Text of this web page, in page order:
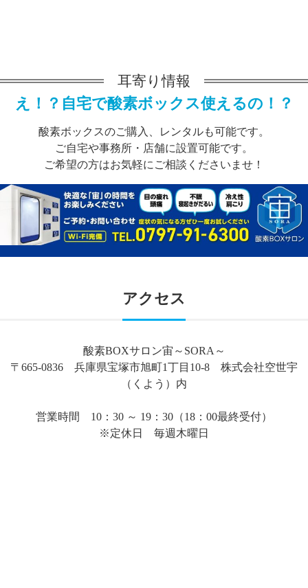
耳寄り情報
え！？自宅で酸素ボックス使えるの！？
酸素ボックスのご購入、レンタルも可能です。
ご自宅や事務所・店舗に設置可能です。
ご希望の方はお気軽にご相談くださいませ！
アクセス
酸素BOXサロン宙～SORA～
〒665-0836 兵庫県宝塚市旭町1丁目10-8 株式会社空世宇
（くよう）内
営業時間 10：30 ～ 19：30（18：00最終受付）
※定休日 毎週木曜日